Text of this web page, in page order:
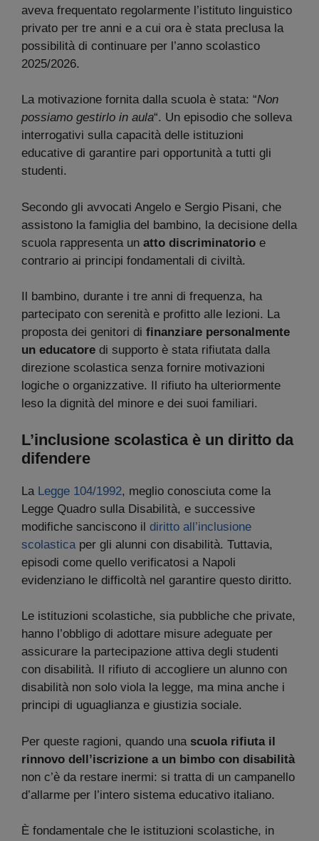
aveva frequentato regolarmente l’istituto linguistico
privato per tre anni e a cui ora è stata preclusa la
possibilità di continuare per l’anno scolastico
2025/2026.
La motivazione fornita dalla scuola è stata: “Non
possiamo gestirlo in aula“. Un episodio che solleva
interrogativi sulla capacità delle istituzioni
educative di garantire pari opportunità a tutti gli
studenti.
Secondo gli avvocati Angelo e Sergio Pisani, che
assistono la famiglia del bambino, la decisione della
scuola rappresenta un atto discriminatorio e
contrario ai principi fondamentali di civiltà.
Il bambino, durante i tre anni di frequenza, ha
partecipato con serenità e profitto alle lezioni. La
proposta dei genitori di finanziare personalmente
un educatore di supporto è stata rifiutata dalla
direzione scolastica senza fornire motivazioni
logiche o organizzative. Il rifiuto ha ulteriormente
leso la dignità del minore e dei suoi familiari.
L’inclusione scolastica è un diritto da
difendere
La Legge 104/1992, meglio conosciuta come la
Legge Quadro sulla Disabilità, e successive
modifiche sanciscono il diritto all’inclusione
scolastica per gli alunni con disabilità. Tuttavia,
episodi come quello verificatosi a Napoli
evidenziano le difficoltà nel garantire questo diritto.
Le istituzioni scolastiche, sia pubbliche che private,
hanno l’obbligo di adottare misure adeguate per
assicurare la partecipazione attiva degli studenti
con disabilità. Il rifiuto di accogliere un alunno con
disabilità non solo viola la legge, ma mina anche i
principi di uguaglianza e giustizia sociale.
Per queste ragioni, quando una scuola rifiuta il
rinnovo dell’iscrizione a un bimbo con disabilità
non c’è da restare inermi: si tratta di un campanello
d’allarme per l’intero sistema educativo italiano.
È fondamentale che le istituzioni scolastiche, in